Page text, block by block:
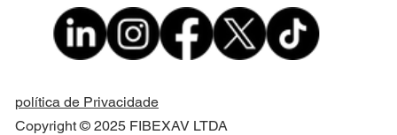
política de Privacidade
Copyright © 2025 FIBEXAV LTDA